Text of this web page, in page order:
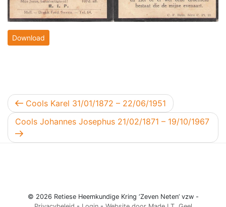
Download
Berichtnavigatie
Vorig bericht
Cools Karel 31/01/1872 – 22/06/1951
Volgend bericht
Cools Johannes Josephus 21/02/1871 – 19/10/1967
© 2026 Retiese Heemkundige Kring ‘Zeven Neten’ vzw -